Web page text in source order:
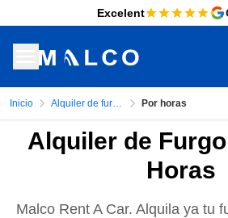
Excelent
Inicio Alquiler de furgonetas Por horas
Alquiler de
Horas
Malco Rent A Car. Alquila ya tu